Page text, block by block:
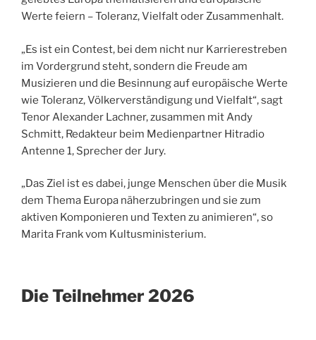
Werte feiern – Toleranz, Vielfalt oder Zusammenhalt.
„Es ist ein Contest, bei dem nicht nur Karrierestreben
im Vordergrund steht, sondern die Freude am
Musizieren und die Besinnung auf europäische Werte
wie Toleranz, Völkerverständigung und Vielfalt“, sagt
Tenor Alexander Lachner, zusammen mit Andy
Schmitt, Redakteur beim Medienpartner Hitradio
Antenne 1, Sprecher der Jury.
„Das Ziel ist es dabei, junge Menschen über die Musik
dem Thema Europa näherzubringen und sie zum
aktiven Komponieren und Texten zu animieren“, so
Marita Frank vom Kultusministerium.
Die Teilnehmer 2026